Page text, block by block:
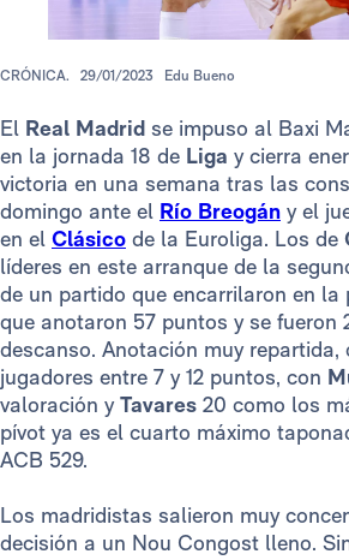
CRÓNICA. 29/01/2023 Edu Bueno
El Real Madrid se impuso al Baxi
en la jornada 18 de Liga y cierra
victoria en una semana tras las
domingo ante el Río Breogán y el
en el Clásico de la Euroliga. Los de
líderes en este arranque de la
de un partido que encarrilaron en la
que anotaron 57 puntos y se fueron
descanso. Anotación muy repartida,
jugadores entre 7 y 12 puntos, con
valoración yTavares 20 como los
pívot ya es el cuarto máximo
ACB 529.
Los madridistas salieron muy
decisión a un Nou Congost lleno.